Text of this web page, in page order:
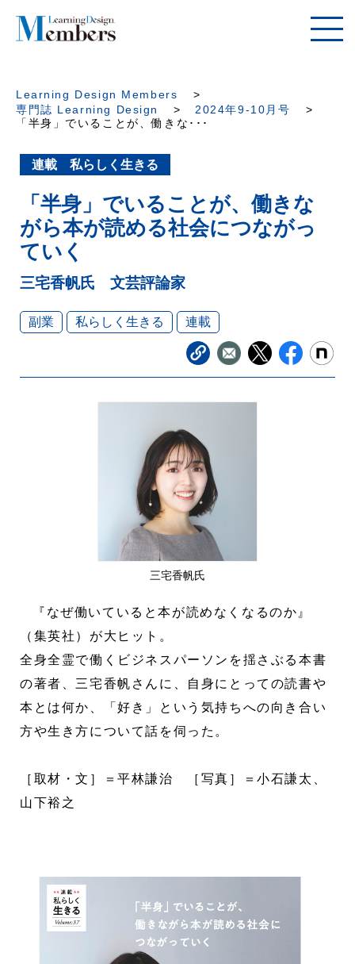
Learning Design Members
専門誌 Learning Design
2024年9-10月号
「半身」でいることが、働きな･･･
連載 私らしく生きる
「半身」でいることが、働きな
がら本が読める社会につながっ
ていく
三宅香帆氏 文芸評論家
副業 私らしく生きる 連載
三宅香帆氏
『なぜ働いていると本が読めなくなるのか』
（集英社）が大ヒット。
全身全霊で働くビジネスパーソンを揺さぶる本書
の著者、三宅香帆さんに、自身にとっての読書や
本とは何か、「好き」という気持ちへの向き合い
方や生き方について話を伺った。
［取材・文］＝平林謙治 ［写真］＝小石謙太、
山下裕之